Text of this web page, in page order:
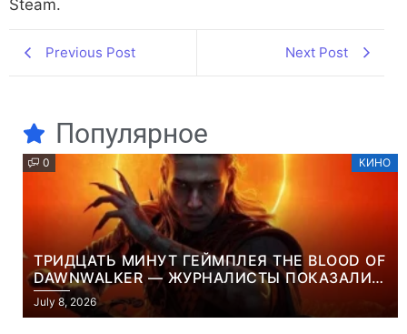
Steam.
Previous Post Next Post
Популярное
0 КИНО
ТРИДЦАТЬ МИНУТ ГЕЙМПЛЕЯ THE BLOOD OF
DAWNWALKER — ЖУРНАЛИСТЫ ПОКАЗАЛИ
НАЧАЛО НОВОЙ ИГРЫ ОТ ВЕТЕРАНОВ CD
PROJEKT RED
July 8, 2026